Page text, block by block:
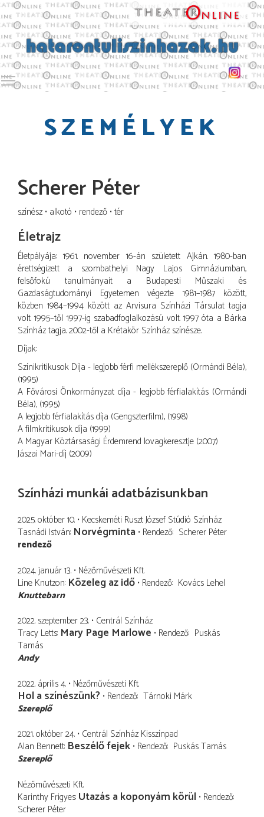
Toggle main menu visibility
SZEMÉLYEK
Scherer Péter
színész alkotó rendező tér
Életrajz
Életpályája: 1961. november 16-án született Ajkán. 1980-ban
érettségizett a szombathelyi Nagy Lajos Gimnáziumban,
felsőfokú tanulmányait a Budapesti Műszaki és
Gazdaságtudományi Egyetemen végezte 1981–1987között,
közben 1984–1994 között az Arvisura Színházi Társulat tagja
volt.1995–től 1997-ig szabadfoglalkozású volt. 1997óta a Bárka
Színháztagja.2002-től a Krétakör Színház színésze.
Díjak:
Színikritikusok Díja - legjobb férfi mellékszereplő (Ormándi Béla),
(1995)
A Fővárosi Önkormányzat díja - legjobb férfialakítás (Ormándi
Béla), (1995)
A legjobb férfialakítás díja (Gengszterfilm), (1998)
A filmkritikusok díja (1999)
A Magyar Köztársasági Érdemrend lovagkeresztje (2007)
Jászai Mari-díj (2009)
Színházi munkái adatbázisunkban
2025. október 10. Kecskeméti Ruszt József Stúdió Színház
Tasnádi István Norvégminta Rendező Scherer Péter
rendező
2024. január 13. Nézőművészeti Kft.
Line Knutzon Közeleg az idő Rendező Kovács Lehel
Knuttebarn
2022. szeptember 23. Centrál Színház
Tracy Letts Mary Page Marlowe Rendező Puskás
Tamás
Andy
2022. április 4. Nézőművészeti Kft.
Hol a színészünk? Rendező Tárnoki Márk
Szereplő
2021. október 24. Centrál Színház Kisszínpad
Alan Bennett Beszélő fejek Rendező Puskás Tamás
Szereplő
Nézőművészeti Kft.
Karinthy Frigyes Utazás a koponyám körül Rendező
Scherer Péter